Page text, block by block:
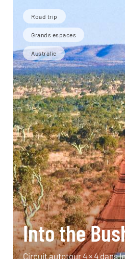
Road trip
Grands espaces
Australie
Into the
Circuit autotour 4 × 4 dans